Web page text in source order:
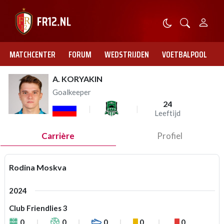
MATCHCENTER FORUM WEDSTRIJDEN VOETBALPOOL
A. KORYAKIN
Goalkeeper
24
Leeftijd
Carrière Profiel
Rodina Moskva
2024
Club Friendlies 3
0
0 0 0 0